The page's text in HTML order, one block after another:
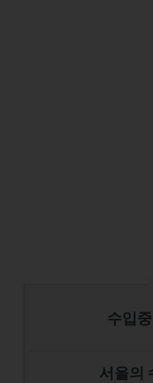
수입
서울의